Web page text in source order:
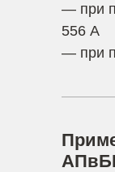
— при
556 А
— при